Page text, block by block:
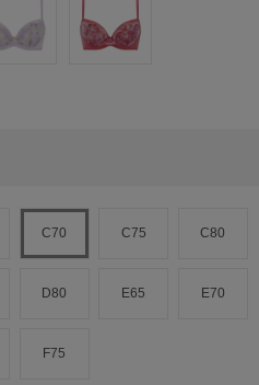
C70 C75 C80
D80 E65 E70
F75